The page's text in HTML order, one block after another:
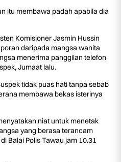
itu membawa padah apabila dia
Komisioner Jasmin Hussin
daripada mangsa wanita
menerima panggilan telefon
Jumaat lalu.
tidak puas hati tanpa sebab
membawa bekas isterinya
niat untuk menetak
yang berasa terancam
Balai Polis Tawau jam 10.31